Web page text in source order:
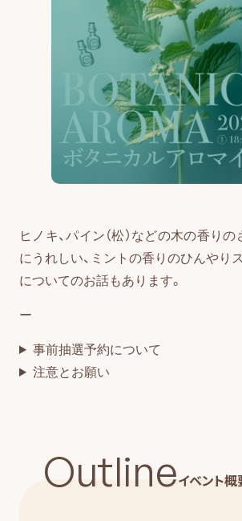
ヒノキ、パイン（松）などの木の香り
にうれしい、ミントの香りのひんやり
についてのお話もあります。
ー
事前抽選予約について
注意とお願い
Outlineイベント概